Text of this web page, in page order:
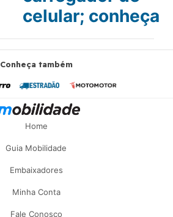
celular; conheça
Conheça também
Home
Guia Mobilidade
Embaixadores
Minha Conta
Fale Conosco